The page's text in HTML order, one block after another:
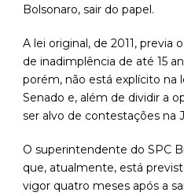
Bolsonaro, sair do papel.
A lei original, de 2011, previa
de inadimplência de até 15
porém, não está explícito na
Senado e, além de dividir a
ser alvo de contestações na
O superintendente do SPC
que, atualmente, está
vigor quatro meses após a